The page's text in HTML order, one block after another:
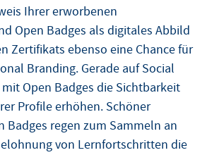
Ihrer erworbenen
Open Badges als digitales Abbild
Zertifikats ebenso eine Chance für
Branding. Gerade auf Social
Open Badges die Sichtbarkeit
Profile erhöhen. Schöner
Badges regen zum Sammeln an
von Lernfortschritten die